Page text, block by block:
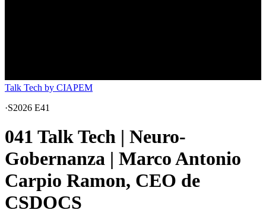
Talk Tech by CIAPEM
·S2026 E41
041 Talk Tech | Neuro-
Gobernanza | Marco Antonio
Carpio Ramon, CEO de
CSDOCS